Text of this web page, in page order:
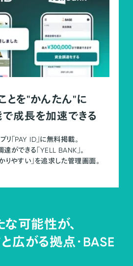
とを"かんたん"に
成長を加速できる
リ「PAY ID」に無料掲載。
ができる「YELL BANK」。
かりやすい」を追求した管理画面。
な可能性が、
広がる拠点・BASE